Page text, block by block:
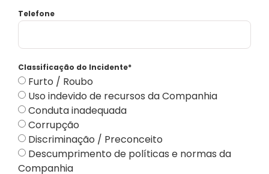
Telefone
Classificação do Incidente*
Furto / Roubo
Uso indevido de recursos da Companhia
Conduta inadequada
Corrupção
Discriminação / Preconceito
Descumprimento de políticas e normas da
Companhia